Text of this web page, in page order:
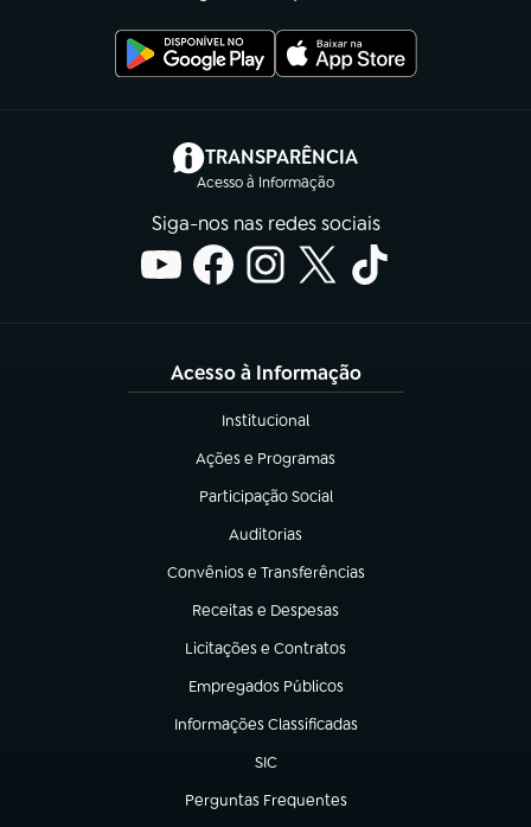
TRANSPARÊNCIA
Acesso à Informação
(abre em nova aba)
Siga-nos nas redes sociais
Acesso à Informação
Institucional
(abre em nova aba)
Ações e Programas
(abre em nova aba)
Participação Social
(abre em nova aba)
Auditorias
(abre em nova aba)
Convênios e Transferências
(abre em nova aba)
Receitas e Despesas
(abre em nova aba)
Licitações e Contratos
(abre em nova aba)
Empregados Públicos
(abre em nova aba)
Informações Classificadas
(abre em nova aba)
SIC
(abre em nova aba)
Perguntas Frequentes
(abre em nova aba)